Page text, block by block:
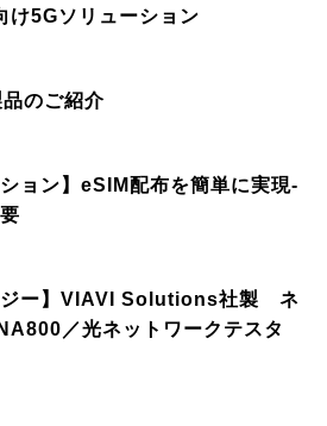
け5Gソリューション
のご紹介
ョン】eSIM配布を簡単に実現-
ジー】VIAVI Solutions社製 ネ
／光ネットワークテスタ